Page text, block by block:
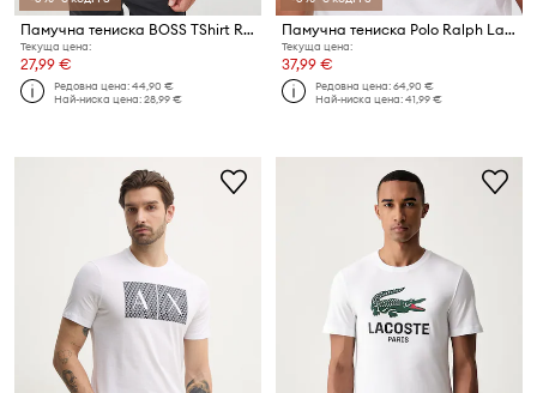
Памучна тениска BOSS TShirt RN 3P Classic
Текуща цена:
27,99 €
Редовна цена:44,90 €
Най-ниска цена:28,99 €
Памучна тениска Polo Ralph Lauren
Текуща цена:
37,99 €
Редовна цена:64,90 €
Най-ниска цена:41,99 €